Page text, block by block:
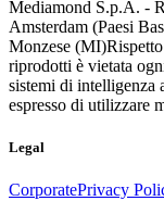
Mediamond S.p.A. -
Amsterdam (Paesi
Monzese (MI)
riprodotti è vietata
sistemi di intelligenza
espresso di utilizzare
Legal
CorporatePrivacy